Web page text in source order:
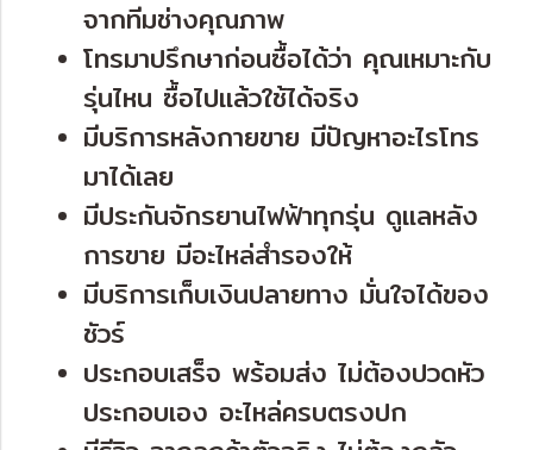
จากทีมช่างคุณภาพ
โทรมาปรึกษาก่อนซื้อได้ว่า คุณเหมาะกับ
รุ่นไหน ซื้อไปแล้วใช้ได้จริง
มีบริการหลังกายขาย มีปัญหาอะไรโทร
มาได้เลย
มีประกันจักรยานไฟฟ้าทุกรุ่น ดูแลหลัง
การขาย มีอะไหล่สำรองให้
มีบริการเก็บเงินปลายทาง มั่นใจได้ของ
ชัวร์
ประกอบเสร็จ พร้อมส่ง ไม่ต้องปวดหัว
ประกอบเอง อะไหล่ครบตรงปก